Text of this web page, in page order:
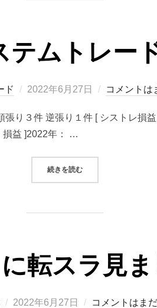
ムトレー
ド
投
日:
2022年6月27日 コメントは
張り３件 逆張り１件 [ シストレ
損益 ]2022年： …
続きを読む“2022/06/27システム
転スラ見ま
投
2022年6月27日 コメントはま